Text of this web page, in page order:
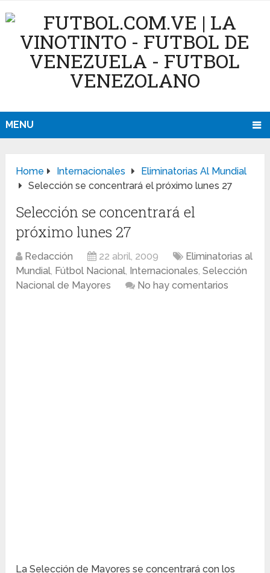
MENU
Home Internacionales
Eliminatorias Al Mundial
Selección se concentrará el próximo lunes 27
Selección se concentrará el
próximo lunes 27
Redacción 22 abril, 2009
Eliminatorias al
Mundial, Fútbol Nacional, Internacionales,Selección
Nacional de Mayores
No hay comentarios
La Selección de Mayores se concentrará con los